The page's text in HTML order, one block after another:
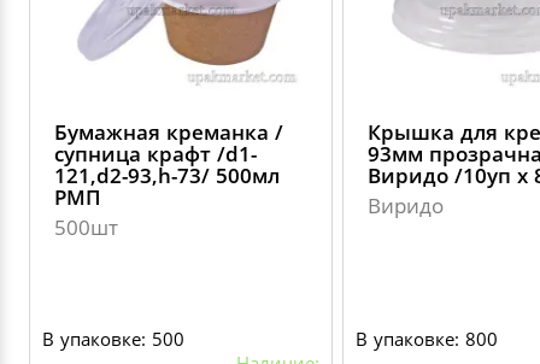
Бумажная креманка /
супница крафт /d1-
121,d2-93,h-73/ 500мл
РМП
500шт
В упаковке: 500
Крышка для
93мм
Виридо /10уп х
Виридо
В упаковке: 800